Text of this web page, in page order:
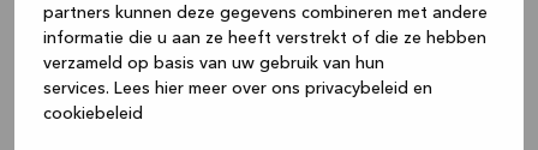
partners kunnen deze gegevens combineren met andere
informatie die u aan ze heeft verstrekt of die ze hebben
verzameld op basis van uw gebruik van hun
services. Lees hier meer over ons privacybeleid en
cookiebeleid